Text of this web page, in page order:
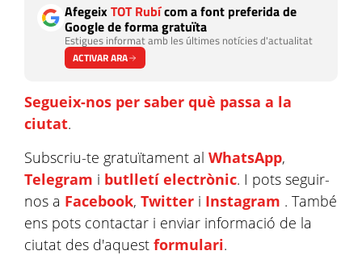
AfegeixTOT Rubícom a font preferida de
Google de forma gratuïta
Estigues informat amb les últimes notícies d'actualitat
ACTIVAR ARA
Segueix-nos per saber què passa a la
ciutat.
Subscriu-te gratuïtament al WhatsApp,
Telegram i butlletí electrònic. I pots seguir-
nos a Facebook, Twitter i Instagram . També
ens pots contactar i enviar informació de la
ciutat des d'aquest formulari.